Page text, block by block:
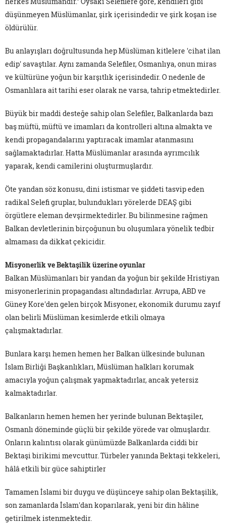
düşünmeyen Müslümanlar, şirk içerisindedir ve şirk koşan ise
öldürülür.
Bu anlayışları doğrultusunda hep Müslüman kitlelere 'cihat ilan
edip' savaştılar. Aynı zamanda Selefiler, Osmanlıya, onun miras
ve kültürüne yoğun bir karşıtlık içerisindedir. O nedenle de
Osmanlılara ait tarihi eser olarak ne varsa, tahrip etmektedirler.
Büyük bir maddi desteğe sahip olan Selefiler, Balkanlarda bazı
baş müftü, müftü ve imamları da kontrolleri altına almakta ve
kendi propagandalarını yaptıracak imamlar atanmasını
sağlamaktadırlar. Hatta Müslümanlar arasında ayrımcılık
yaparak, kendi camilerini oluşturmuşlardır.
Öte yandan söz konusu, dini istismar ve şiddeti tasvip eden
radikal Selefi gruplar, bulundukları yörelerde DEAŞ gibi
örgütlere eleman devşirmektedirler. Bu bilinmesine rağmen
Balkan devletlerinin birçoğunun bu oluşumlara yönelik tedbir
almaması da dikkat çekicidir.
Misyonerlik ve Bektaşilik üzerine oyunlar
Balkan Müslümanları bir yandan da yoğun bir şekilde Hristiyan
misyonerlerinin propagandası altındadırlar. Avrupa, ABD ve
Güney Kore'den gelen birçok Misyoner, ekonomik durumu zayıf
olan belirli Müslüman kesimlerde etkili olmaya
çalışmaktadırlar.
Bunlara karşı hemen hemen her Balkan ülkesinde bulunan
İslam Birliği Başkanlıkları, Müslüman halkları korumak
amacıyla yoğun çalışmak yapmaktadırlar, ancak yetersiz
kalmaktadırlar.
Balkanların hemen hemen her yerinde bulunan Bektaşiler,
Osmanlı döneminde güçlü bir şekilde yörede var olmuşlardır.
Onların kalıntısı olarak günümüzde Balkanlarda ciddi bir
Bektaşi birikimi mevcuttur. Türbeler yanında Bektaşi tekkeleri,
hâlâ etkili bir güce sahiptirler
Tamamen İslami bir duygu ve düşünceye sahip olan Bektaşilik,
son zamanlarda İslam'dan koparılarak, yeni bir din hâline
getirilmek istenmektedir.